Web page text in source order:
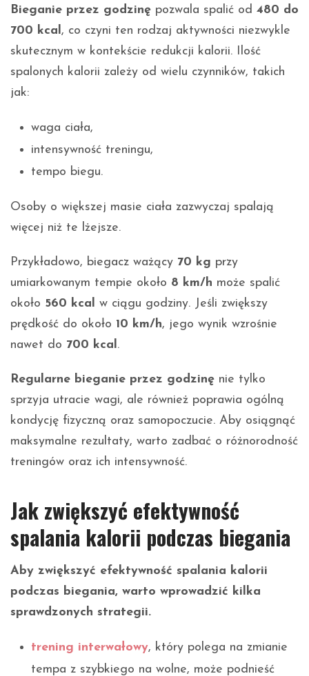
Bieganie przez godzinę pozwala spalić od 480 do
700 kcal, co czyni ten rodzaj aktywności niezwykle
skutecznym w kontekście redukcji kalorii. Ilość
spalonych kalorii zależy od wielu czynników, takich
jak:
waga ciała,
intensywność treningu,
tempo biegu.
Osoby o większej masie ciała zazwyczaj spalają
więcej niż te lżejsze.
Przykładowo, biegacz ważący 70 kg przy
umiarkowanym tempie około 8 km/h może spalić
około 560 kcal w ciągu godziny. Jeśli zwiększy
prędkość do około 10 km/h, jego wynik wzrośnie
nawet do 700 kcal.
Regularne bieganie przez godzinę nie tylko
sprzyja utracie wagi, ale również poprawia ogólną
kondycję fizyczną oraz samopoczucie. Aby osiągnąć
maksymalne rezultaty, warto zadbać o różnorodność
treningów oraz ich intensywność.
Jak zwiększyć efektywność
spalania kalorii podczas biegania
Aby zwiększyć efektywność spalania kalorii
podczas biegania, warto wprowadzić kilka
sprawdzonych strategii.
trening interwałowy, który polega na zmianie
tempa z szybkiego na wolne, może podnieść